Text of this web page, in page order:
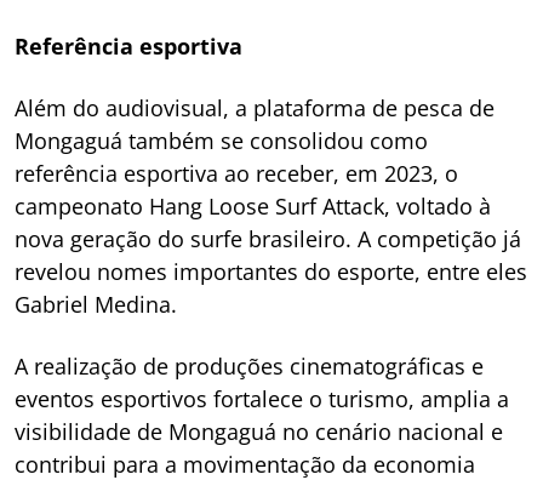
Referência esportiva
Além do audiovisual, a plataforma de pesca de
Mongaguá também se consolidou como
referência esportiva ao receber, em 2023, o
campeonato Hang Loose Surf Attack, voltado à
nova geração do surfe brasileiro. A competição já
revelou nomes importantes do esporte, entre eles
Gabriel Medina.
A realização de produções cinematográficas e
eventos esportivos fortalece o turismo, amplia a
visibilidade de Mongaguá no cenário nacional e
contribui para a movimentação da economia